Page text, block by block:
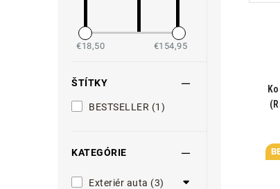
€18,50 €154,95
ŠTÍTKY
BESTSELLER (1)
KATEGÓRIE
Exteriér auta (3)